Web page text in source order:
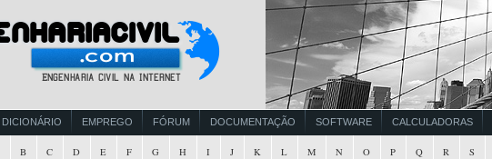
DICIONÁRIO EMPREGO FÓRUM DOCUMENTAÇÃO SOFTWARE CALCULADORAS
B C D E F G H I J K L M N O P Q R S